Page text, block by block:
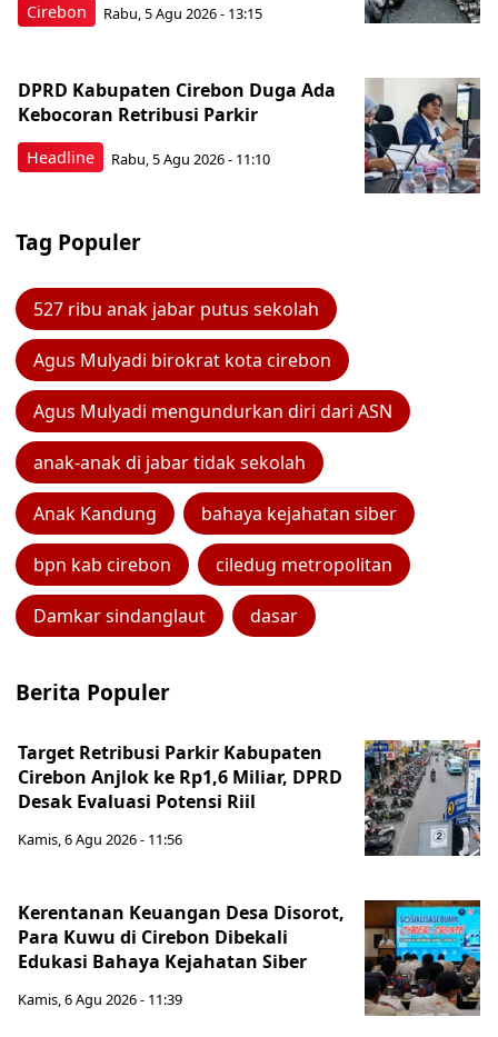
Cirebon Rabu, 5 Agu 2026 - 13:15
Headline
DPRD Kabupaten Cirebon Duga Ada
Kebocoran Retribusi Parkir
Rabu, 5 Agu 2026 - 11:10
Tag Populer
527 ribu anak jabar putus sekolah
Agus Mulyadi birokrat kota cirebon
Agus Mulyadi mengundurkan diri dari ASN
anak-anak di jabar tidak sekolah
Anak Kandung bahaya kejahatan siber
bpn kab cirebon ciledug metropolitan
Damkar sindanglaut dasar
Berita Populer
Target Retribusi Parkir Kabupaten
Cirebon Anjlok ke Rp1,6 Miliar, DPRD
Desak Evaluasi Potensi Riil
Kamis, 6 Agu 2026 - 11:56
Kerentanan Keuangan Desa Disorot,
Para Kuwu di Cirebon Dibekali
Edukasi Bahaya Kejahatan Siber
Kamis, 6 Agu 2026 - 11:39